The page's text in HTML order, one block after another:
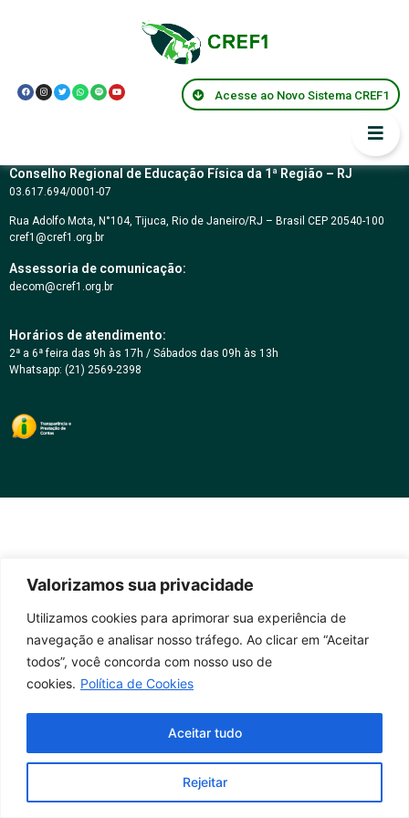
Valorizamos sua privacidade
Utilizamos cookies para aprimorar sua experiência de
navegação e analisar nosso tráfego. Ao clicar em “Aceitar
todos”, você concorda com nosso uso de
cookies. Política de Cookies
Rejeitar
Aceitar tudo
Acesse ao Novo Sistema CREF1
Resolução CREF1
068/2010
Conselho Regional de Educação Física da 1ª Região – RJ
03.617.694/0001-07
Rua Adolfo Mota, N°104, Tijuca, Rio de Janeiro/RJ – Brasil CEP 20540-100
cref1@cref1.org.br
Assessoria de comunicação:
decom@cref1.org.br
Horários de atendimento:
2ª a 6ª feira das 9h às 17h / Sábados das 09h às 13h
Whatsapp: (21) 2569-2398